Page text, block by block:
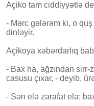
Açiko tam ciddiyyətlə
- Mərc gələrəm ki, o quş
dinləyir.
Açikoya xəbərdarlıq
- Bax ha, ağzından sirr-
casusu çıxar, - deyib,
- Sən elə zarafat elə: